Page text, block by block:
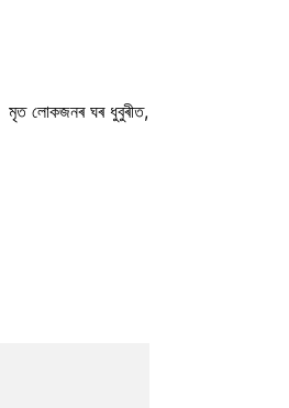
মৃত লোকজনৰ ঘৰ ধুবুৰীত,